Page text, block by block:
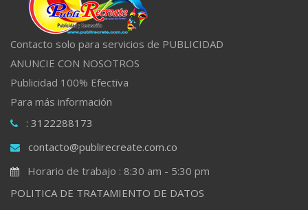
Contacto solo para servicios de PUBLICIDAD
ANUNCIE CON NOSOTROS
Publicidad 100% Efectiva
Para más información
: 3122288173
contacto@publirecreate.com.co
Horario de trabajo : 8:30 am - 5:30 pm
POLITICA DE TRATAMIENTO DE DATOS